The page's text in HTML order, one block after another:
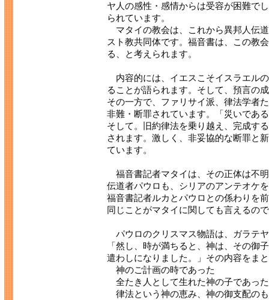
ヤ人の感性・感情からは受容が困難で
られています。
マタイの教会は、これから異邦人伝
スト教共同体です。福音書は、この教
る、と考えられます。
内容的には、イエスこそイスラエル
ることが語られます。そして、預言の
その一方で、ファリサイ派、律法学者
非難・断罪されています。「災いであ
そして。旧約律法を乗り越え、完成す
されます。激しく、非妥協的な断罪と
ています。
福音書記者マタイは、その正体は不
伝道者パウロも、シリアのアンテオケ
福音書記者ルカとパウロとの係わりを
同じことがマタイに関しても言えるの
パウロのクリスマス物語は、ガラテ
「然し、時が満ちると、神は、その御
遣わしになりました。」その内容をま
神のご計画の時であった
全たき人として生れた神の子であった
律法という神の恵み、神の御支配の